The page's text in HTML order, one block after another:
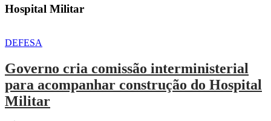
Hospital Militar
DEFESA
Governo cria comissão interministerial
para acompanhar construção do Hospital
Militar